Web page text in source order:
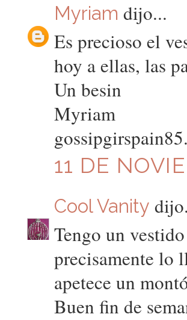
Myriam dijo...
Es precioso el
hoy a ellas, las
Un besin
Myriam
11 DE
Cool Vanity
Tengo un
precisamente lo
apetece un
Buen fin de